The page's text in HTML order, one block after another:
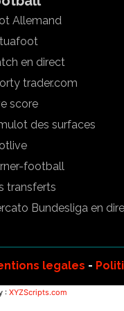
Allemand
en direct
trader.com
score
des surfaces
football
transferts
Bundesliga en
legales -
: XYZScripts.com